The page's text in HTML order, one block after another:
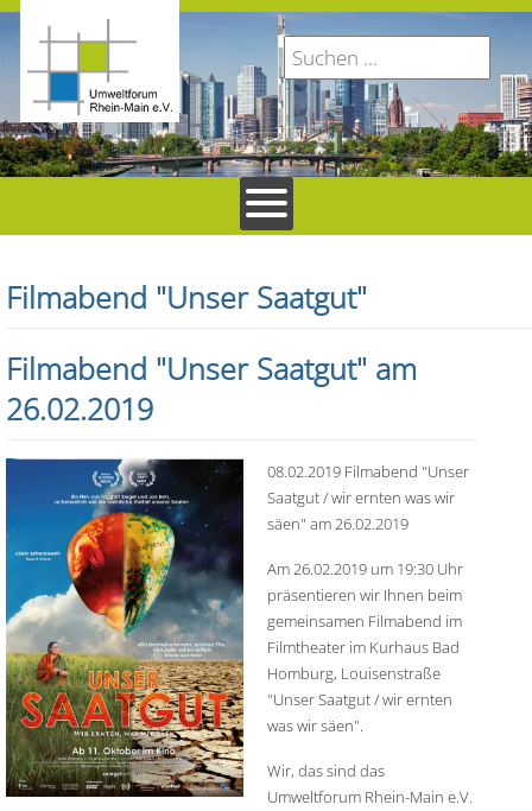
Filmabend "Unser Saatgut"
Filmabend "Unser Saatgut" am
26.02.2019
08.02.2019 Filmabend "Unser
Saatgut / wir ernten was wir
säen" am 26.02.2019
Am 26.02.2019 um 19:30 Uhr
präsentieren wir Ihnen beim
gemeinsamen Filmabend im
Filmtheater im Kurhaus Bad
Homburg, Louisenstraße
"Unser Saatgut / wir ernten
was wir säen".
Wir, das sind das
Umweltforum Rhein-Main e.V.